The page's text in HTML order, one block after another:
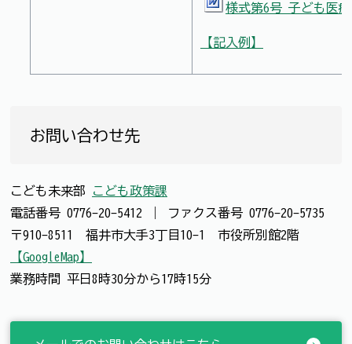
様式第6号 子ども医
【記入例】
お問い合わせ先
こども未来部
こども政策課
電話番号 0776-20-5412 ファクス番号 0776-20-5735
〒910-8511 福井市大手3丁目10-1 市役所別館2階
【GoogleMap】
業務時間 平日8時30分から17時15分